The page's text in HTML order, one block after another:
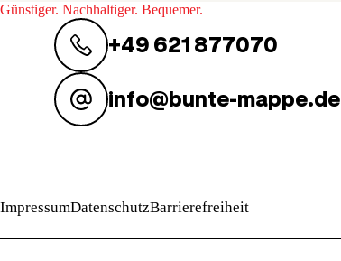
Günstiger. Nachhaltiger. Bequemer.
+49 621 877070
info@bunte-mappe.de
ImpressumDatenschutzBarrierefreiheit